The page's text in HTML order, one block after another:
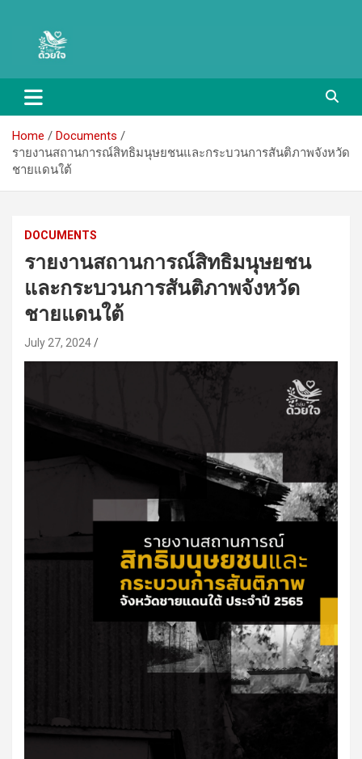
contentDuayjai group – กลุ่มด้วยใจ
Home
Documents
รายงานสถานการณ์สิทธิมนุษยชนและกระบวนการสันติภาพจังหวัด
ชายแดนใต้
DOCUMENTS
รายงานสถานการณ์สิทธิมนุษยชน
และกระบวนการสันติภาพจังหวัด
ชายแดนใต้
July 27, 2024